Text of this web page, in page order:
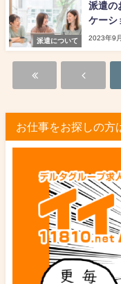
派遣について
派遣の
ケーシ
2023年9
お仕事をお探しの方